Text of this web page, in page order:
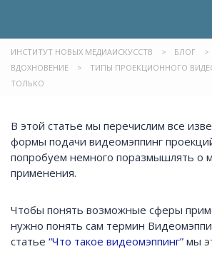
ИНСТИТУТ НОВЫХ МЕДИАИСКУССТВ > БЛОГ >
ВДОХНОВЕНИЕ
>
ТИПЫ ПРОЕКЦИОННОГО
ТОЛЬКО
В этой статье мы перечислим все
формы подачи видеомэппинг
попробуем немного поразмышлять о
применения.
Чтобы понять возможные сферы
нужно понять сам термин
статье “Что такое видеомэппинг” мы